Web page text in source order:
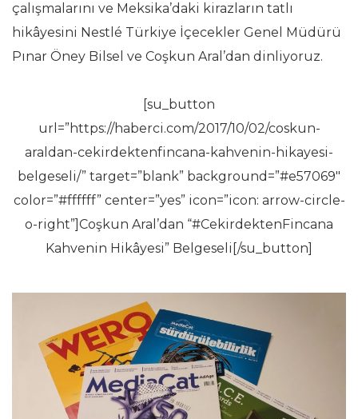
çalışmalarını ve Meksika’daki kirazların tatlı
hikâyesini Nestlé Türkiye İçecekler Genel Müdürü
Pınar Öney Bilsel ve Coşkun Aral’dan dinliyoruz.
[su_button
url=”https://haberci.com/2017/10/02/coskun-
araldan-cekirdektenfincana-kahvenin-hikayesi-
belgeseli/” target=”blank” background=”#e57069″
color=”#ffffff” center=”yes” icon=”icon: arrow-circle-
o-right”]Coşkun Aral’dan “#CekirdektenFincana
Kahvenin Hikâyesi” Belgeseli[/su_button]